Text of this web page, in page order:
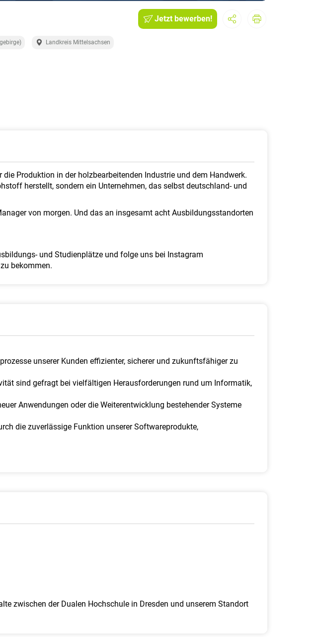
Jetzt bewerben!
Landkreis Mittelsachsen
Produktion in der holzbearbeitenden Industrie und dem Handwerk.
herstellt, sondern ein Unternehmen, das selbst deutschland- und
von morgen. Und das an insgesamt acht Ausbildungsstandorten
und Studienplätze und folge uns bei Instagram
bekommen.
unserer Kunden effizienter, sicherer und zukunftsfähiger zu
sind gefragt bei vielfältigen Herausforderungen rund um Informatik,
Anwendungen oder die Weiterentwicklung bestehender Systeme
die zuverlässige Funktion unserer Softwareprodukte,
zwischen der Dualen Hochschule in Dresden und unserem Standort